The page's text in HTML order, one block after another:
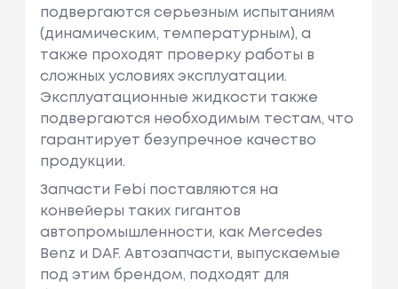
подвергаются серьезным испытаниям
(динамическим, температурным), а
также проходят проверку работы в
сложных условиях эксплуатации.
Эксплуатационные жидкости также
подвергаются необходимым тестам, что
гарантирует безупречное качество
продукции.
Запчасти Febi поставляются на
конвейеры таких гигантов
автопромышленности, как Mercedes
Benz и DAF. Автозапчасти, выпускаемые
под этим брендом, подходят для